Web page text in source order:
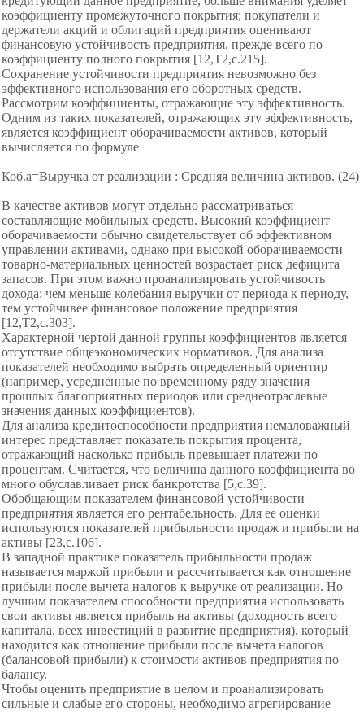
коэффициенту промежуточного покрытия; покупатели и
держатели акций и облигаций предприятия оценивают
финансовую устойчивость предприятия, прежде всего по
коэффициенту полного покрытия [12,Т2,с.215].
Сохранение устойчивости предприятия невозможно без
эффективного использования его оборотных средств.
Рассмотрим коэффициенты, отражающие эту эффективность.
Одним из таких показателей, отражающих эту эффективность,
является коэффициент оборачиваемости активов, который
вычисляется по формуле
Коб.а=Выручка от реализации : Средняя величина активов. (24)
В качестве активов могут отдельно рассматриваться
составляющие мобильных средств. Высокий коэффициент
оборачиваемости обычно свидетельствует об эффективном
управлении активами, однако при высокой оборачиваемости
товарно-материальных ценностей возрастает риск дефицита
запасов. При этом важно проанализировать устойчивость
дохода: чем меньше колебания выручки от периода к периоду,
тем устойчивее финансовое положение предприятия
[12,Т2,с.303].
Характерной чертой данной группы коэффициентов является
отсутствие общеэкономических нормативов. Для анализа
показателей необходимо выбрать определенный ориентир
(например, усредненные по временному ряду значения
прошлых благоприятных периодов или среднеотраслевые
значения данных коэффициентов).
Для анализа кредитоспособности предприятия немаловажный
интерес представляет показатель покрытия процента,
отражающий насколько прибыль превышает платежи по
процентам. Считается, что величина данного коэффициента во
много обуславливает риск банкротства [5,с.39].
Обобщающим показателем финансовой устойчивости
предприятия является его рентабельность. Для ее оценки
используются показателей прибыльности продаж и прибыли на
активы [23,с.106].
В западной практике показатель прибыльности продаж
называется маржой прибыли и рассчитывается как отношение
прибыли после вычета налогов к выручке от реализации. Но
лучшим показателем способности предприятия использовать
свои активы является прибыль на активы (доходность всего
капитала, всех инвестиций в развитие предприятия), который
находится как отношение прибыли после вычета налогов
(балансовой прибыли) к стоимости активов предприятия по
балансу.
Чтобы оценить предприятие в целом и проанализировать
сильные и слабые его стороны, необходимо агрегирование